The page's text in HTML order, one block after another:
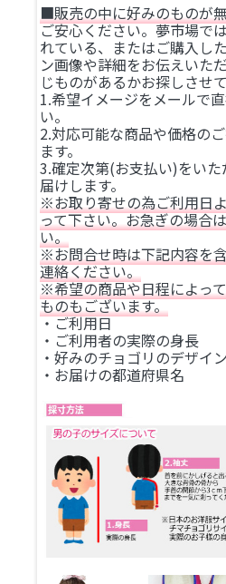
■販売の中に好みのものが
ご安心ください。夢市場で
れている、またはご購入し
ン画像や詳細をお伝えいた
じものがあるかお探しさせ
1.希望イメージをメールで
い。
2.対応可能な商品や価格の
ます。
3.確定次第(お支払い)をい
届けします。
※お取り寄せの為ご利用日
って下さい。お急ぎの場合
い。
※お問合せ時は下記内容を
連絡ください。
※希望の商品や日程によっ
ものもございます。
・ご利用日
・ご利用者の実際の身長
・好みのチョゴリのデザイ
・お届けの都道府県名